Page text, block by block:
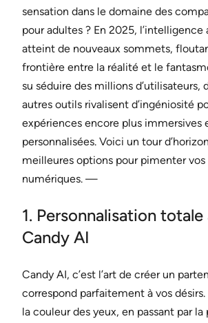
sensation dans le domaine des
pour adultes ? En 2025,
atteint de nouveaux sommets,
frontière entre la réalité et le
su séduire des millions d’utilisateurs,
autres outils rivalisent d’ingéniosité
expériences encore plus immersives
personnalisées. Voici un tour
meilleures options pour pimenter
numériques. —
1. Personnalisation totale
Candy AI
Candy AI, c’est l’art de créer un
correspond parfaitement à vos
la couleur des yeux, en passant par